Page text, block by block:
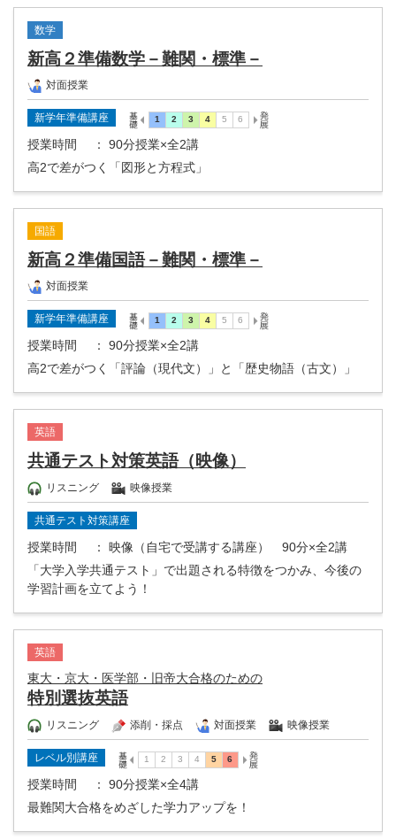
数学
新高２準備数学－難関・標準－
対面授業
新学年準備講座
授業時間
： 90分授業×全2講
高2で差がつく「図形と方程式」
国語
新高２準備国語－難関・標準－
対面授業
新学年準備講座
授業時間
： 90分授業×全2講
高2で差がつく「評論（現代文）」と「歴史物語（古文）」
英語
共通テスト対策英語（映像）
リスニング 映像授業
共通テスト対策講座
授業時間
： 映像（自宅で受講する講座） 90分×全2講
「大学入学共通テスト」で出題される特徴をつかみ、今後の
学習計画を立てよう！
英語
東大・京大・医学部・旧帝大合格のための
特別選抜英語
リスニング 添削・採点 対面授業 映像授業
レベル別講座
授業時間
： 90分授業×全4講
最難関大合格をめざした学力アップを！